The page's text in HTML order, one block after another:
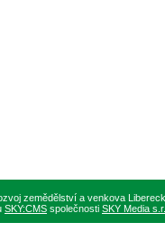
zemědělství a venkova
SKY:CMS společnosti SKY Media